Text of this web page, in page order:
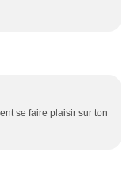
se faire plaisir sur ton